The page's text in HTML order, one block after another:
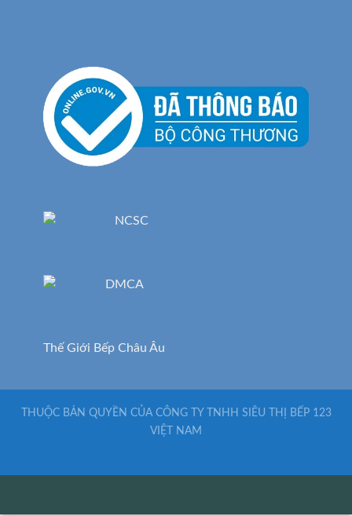
Thế Giới Bếp Châu Âu
THUỘC BẢN QUYỀN CỦA CÔNG TY TNHH SIÊU THỊ BẾP 123
VIỆT NAM